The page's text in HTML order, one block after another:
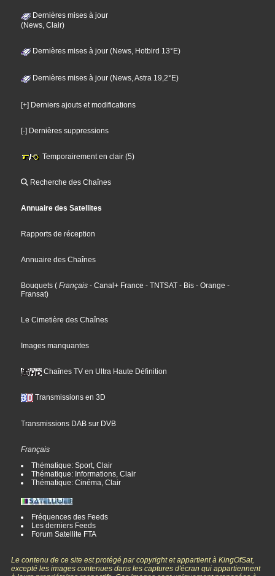
Dernières mises à jour
(News, Clair)
Dernières mises à jour (News, Hotbird 13°E)
Dernières mises à jour (News, Astra 19,2°E)
[+] Derniers ajouts et modifications
[-] Dernières suppressions
Temporairement en clair (5)
Recherche des Chaînes
Annuaire des Satellites
Rapports de réception
Annuaire des Chaînes
Bouquets ( Français - Canal+ France - TNTSAT - Bis - Orange -
Fransat)
Le Cimetière des Chaînes
Images manquantes
Chaînes TV en Ultra Haute Définition
Transmissions en 3D
Transmissions DAB sur DVB
Français
Thématique: Sport, Clair
Thématique: Informations, Clair
Thématique: Cinéma, Clair
Fréquences des Feeds
Les derniers Feeds
Forum Satellite FTA
Le contenu de ce site est protégé par copyright et appartient à KingOfSat,
excepté les images contenues dans les captures d'écran qui appartiennent